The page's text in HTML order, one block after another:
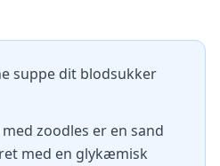
suppe dit blodsukker
zoodles er en sand
med en glykæmisk